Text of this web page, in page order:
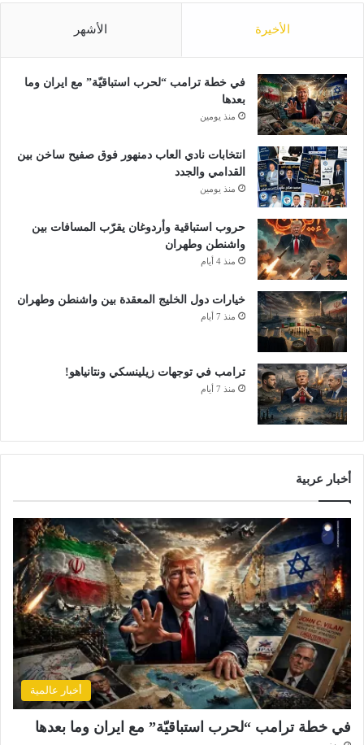
الأخيرة الأشهر
في خطة ترامب “لحرب استباقيّة” مع ايران وما
بعدها
منذ يومين
انتخابات نادي العاب دمنهور فوق صفيح ساخن بين
القدامي والجدد
منذ يومين
حروب استباقية وأردوغان يقرّب المسافات بين
واشنطن وطهران
منذ 4 أيام
خيارات دول الخليج المعقدة بين واشنطن وطهران
منذ 7 أيام
ترامب في توجهات زيلينسكي ونتانياهو!
منذ 7 أيام
أخبار عربية
أخبار عالمية
في خطة ترامب “لحرب استباقيّة” مع ايران وما بعدها